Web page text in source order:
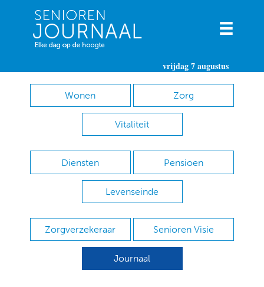
vrijdag 7 augustus
Wonen Zorg
Vitaliteit
Diensten Pensioen
Levenseinde
Zorgverzekeraar Senioren Visie
Journaal